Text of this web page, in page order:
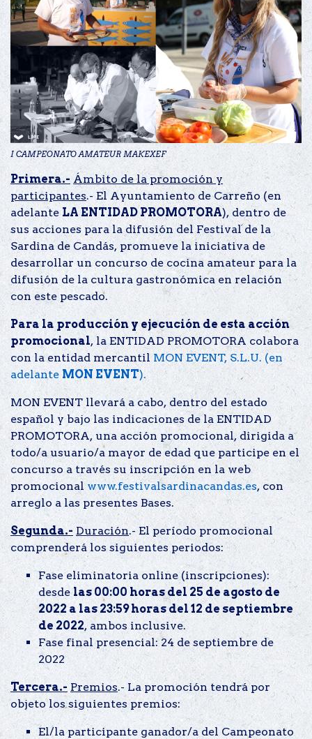
I CAMPEONATO AMATEUR MAKEXEF
Primera.- Ámbito de la promoción y
participantes.- El Ayuntamiento de Carreño (en
adelanteLA ENTIDAD PROMOTORA), dentro de
sus acciones para la difusión del Festival de la
Sardina de Candás, promueve la iniciativa de
desarrollar un concurso de cocina amateur para la
difusión de la cultura gastronómica en relación
con este pescado.
Para la producción y ejecución de esta acción
promocional, la ENTIDAD PROMOTORA colabora
con la entidad mercantil MON EVENT, S.L.U. (en
adelante MON EVENT).
MON EVENT llevará a cabo, dentro del estado
español y bajo las indicaciones de la ENTIDAD
PROMOTORA, una acción promocional, dirigida a
todo/a usuario/a mayor de edad que participe en el
concurso a través su inscripción en la web
promocional www.festivalsardinacandas.es, con
arreglo a las presentes Bases.
Segunda.- Duración.- El período promocional
comprenderá los siguientes periodos:
Fase eliminatoria online (inscripciones):
desde las 00:00 horas del 25 de agosto de
2022 a las 23:59 horas del 12 de septiembre
de 2022, ambos inclusive.
Fase final presencial: 24 de septiembre de
2022
Tercera.- Premios.- La promoción tendrá por
objeto los siguientes premios:
El/la participante ganador/a del Campeonato